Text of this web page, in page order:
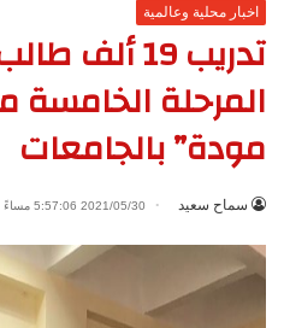
اخبار محلية وعالمية
تدريب 19
المرحلة الخامسة
مودة” بالجامعات
سماح سعيد 2021/05/30 5:57:06 مساءً